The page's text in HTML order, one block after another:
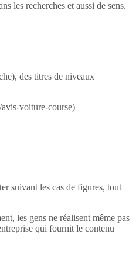
les recherches et aussi de sens.
des titres de niveaux
voiture-course)
suivant les cas de figures, tout
les gens ne réalisent même pas
qui fournit le contenu